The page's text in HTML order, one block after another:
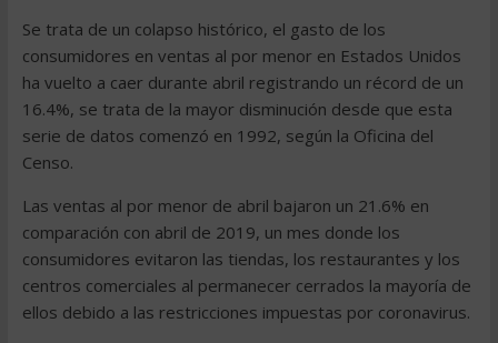
Se trata de un colapso histórico, el gasto de los
consumidores en ventas al por menor en Estados Unidos
ha vuelto a caer durante abril registrando un récord de un
16.4%, se trata de la mayor disminución desde que esta
serie de datos comenzó en 1992, según la Oficina del
Censo.
Las ventas al por menor de abril bajaron un 21.6% en
comparación con abril de 2019, un mes donde los
consumidores evitaron las tiendas, los restaurantes y los
centros comerciales al permanecer cerrados la mayoría de
ellos debido a las restricciones impuestas por coronavirus.